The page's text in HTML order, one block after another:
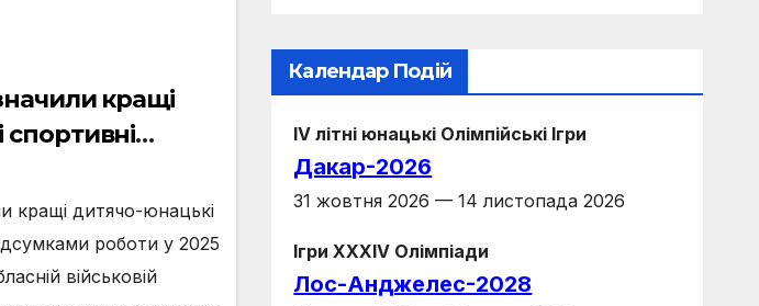
кращі
роботи у
кращі дитячо-юнацькі
роботи у 2025
військовій
Календар Подій
IV літні юнацькі Олімпійські Ігри
Дакар-2026
31 жовтня 2026 — 14 листопада 2026
Ігри XXXIV Олімпіади
Лос-Анджелес-2028